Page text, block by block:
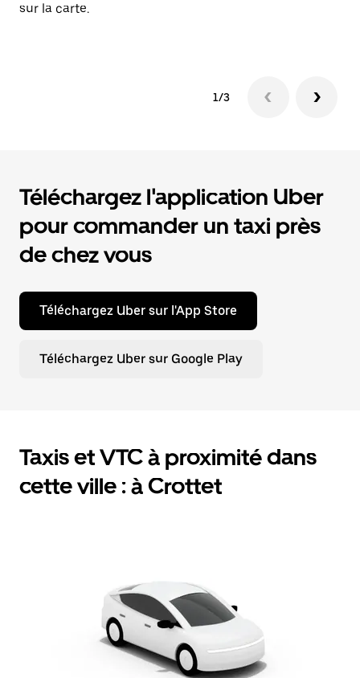
sur la carte.
1/3
Téléchargez l'application Uber
pour commander un taxi près
de chez vous
Téléchargez Uber sur l'App Store
Téléchargez Uber sur Google Play
Taxis et VTC à proximité dans
cette ville : à Crottet